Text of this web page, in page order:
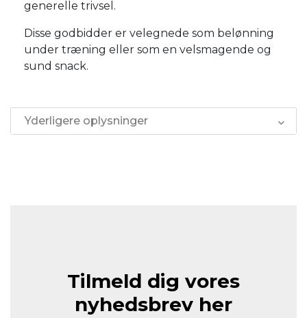
generelle trivsel.
Disse godbidder er velegnede som belønning
under træning eller som en velsmagende og
sund snack.
Yderligere oplysninger
Tilmeld dig vores
nyhedsbrev her